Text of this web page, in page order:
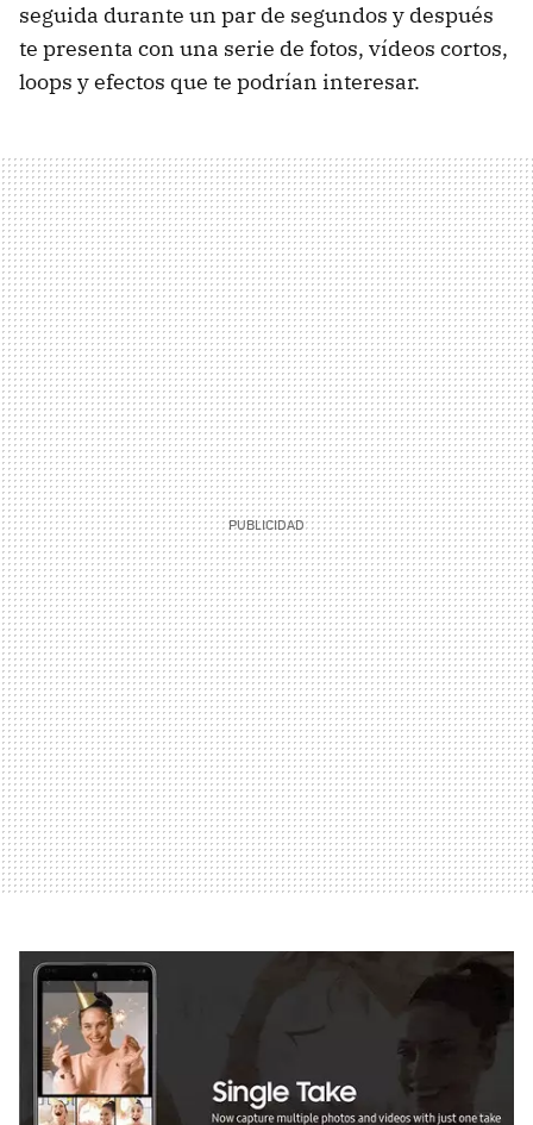
seguida durante un par de segundos y después
te presenta con una serie de fotos, vídeos cortos,
loops y efectos que te podrían interesar.